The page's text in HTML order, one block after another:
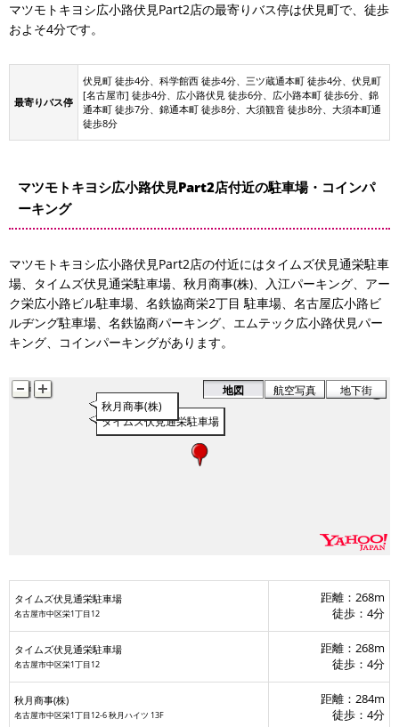
マツモトキヨシ広小路伏見Part2店の最寄りバス停は伏見町で、徒歩
およそ4分です。
最寄りバス停
伏見町 徒歩4分、科学館西 徒歩4分、三ツ蔵通本町 徒歩4分、伏見町
[名古屋市] 徒歩4分、広小路伏見 徒歩6分、広小路本町 徒歩6分、錦
通本町 徒歩7分、錦通本町 徒歩8分、大須観音 徒歩8分、大須本町通
徒歩8分
マツモトキヨシ広小路伏見Part2店付近の駐車場・コインパ
ーキング
マツモトキヨシ広小路伏見Part2店の付近にはタイムズ伏見通栄駐車
場、タイムズ伏見通栄駐車場、秋月商事(株)、入江パーキング、アー
ク栄広小路ビル駐車場、名鉄協商栄2丁目 駐車場、名古屋広小路ビ
ルヂング駐車場、名鉄協商パーキング、エムテック広小路伏見パー
キング、コインパーキングがあります。
タイムズ伏見通栄駐車場
タイムズ伏見通栄駐車場
秋月商事(株)
入江パーキング
アーク栄広小路ビル駐車場
名鉄協商栄2丁目 駐車場
名古屋広小路ビルヂング駐車場
名鉄協商パーキング
エムテック広小路伏見パーキング
コインパーキング
地図 航空写真 地下街
タイムズ伏見通栄駐車場
名古屋市中区栄1丁目12
距離：268m
徒歩：4分
タイムズ伏見通栄駐車場
名古屋市中区栄1丁目12
距離：268m
徒歩：4分
秋月商事(株)
名古屋市中区栄1丁目12-6 秋月ハイツ 13F
距離：284m
徒歩：4分